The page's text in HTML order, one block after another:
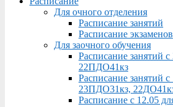
Для очного отделения
Расписание занятий
Расписание экзаменов
Для заочного обучения
Расписание занятий с
22ПДО41кз
Расписание занятий
23ПДО31кз,
Расписание с 12.05